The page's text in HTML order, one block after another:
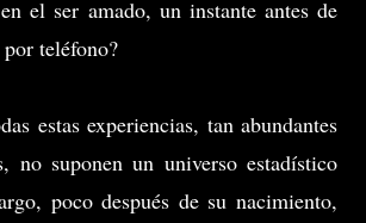
el ser amado, un instante antes de
teléfono?
estas experiencias, tan abundantes
no suponen un universo estadístico
poco después de su nacimiento,